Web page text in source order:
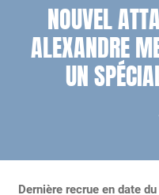
NOUVEL
ALEXANDRE
UN
Dernière recrue en date